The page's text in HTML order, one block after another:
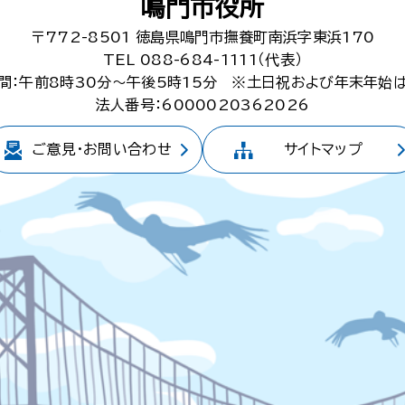
鳴門市役所
〒772-8501
徳島県鳴門市撫養町南浜字東浜170
TEL 088-684-1111（代表）
：午前8時30分～午後5時15分
※土日祝および年末年始
法人番号：6000020362026
ご意見・お問い合わせ サイトマップ